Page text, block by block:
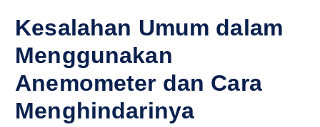
Kesalahan Umum dalam
Menggunakan
Anemometer dan Cara
Menghindarinya